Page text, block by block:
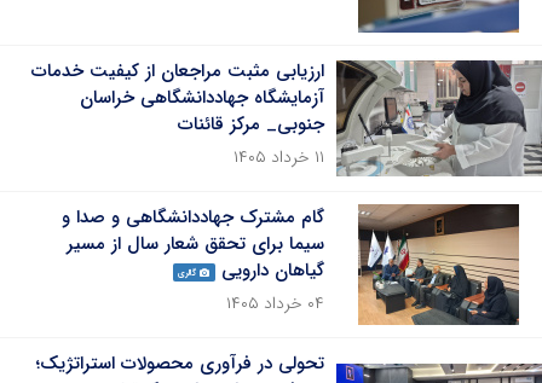
ارزیابی مثبت مراجعان از کیفیت خدمات
آزمایشگاه جهاددانشگاهی خراسان
جنوبی_ مرکز قائنات
۱۱ خرداد ۱۴۰۵
گام مشترک جهاددانشگاهی و صدا و
سیما برای تحقق شعار سال از مسیر
گیاهان دارویی
گالری
۰۴ خرداد ۱۴۰۵
تحولی در فرآوری محصولات استراتژیک؛